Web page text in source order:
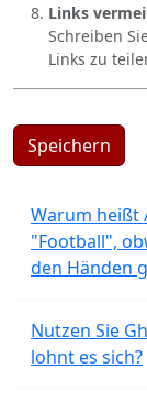
Links
Schreiben
Links zu
Speichern
Warum heißt
"Football",
den Händen
Nutzen Sie
lohnt es sich?